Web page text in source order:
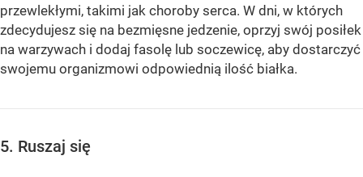
przewlekłymi, takimi jak choroby serca. W dni, w których
zdecydujesz się na bezmięsne jedzenie, oprzyj swój posiłek
na warzywach i dodaj fasolę lub soczewicę, aby dostarczyć
swojemu organizmowi odpowiednią ilość białka.
5. Ruszaj się